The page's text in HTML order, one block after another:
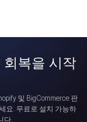
회복을 시작
및 BigCommerce 판
요. 무료로 설치 가능하
다.